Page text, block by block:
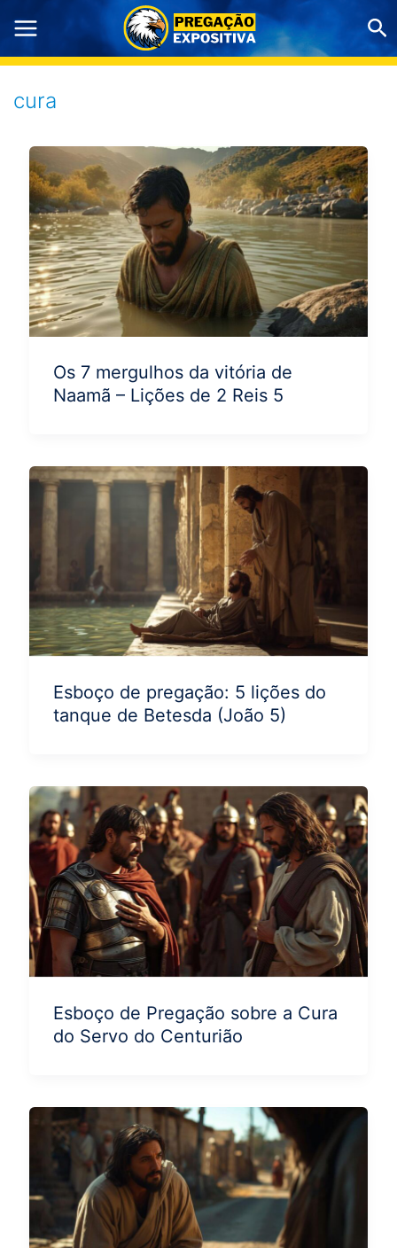
para
conteúdo
cura
Os 7 mergulhos da vitória de
Naamã – Lições de 2 Reis 5
Esboço de pregação: 5 lições do
tanque de Betesda (João 5)
Esboço de Pregação sobre a Cura
do Servo do Centurião